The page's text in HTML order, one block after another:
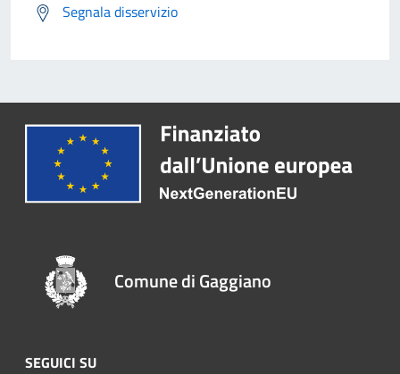
Segnala disservizio
Comune di Gaggiano
SEGUICI SU